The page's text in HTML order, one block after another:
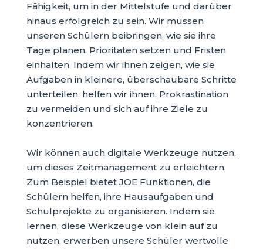
Fähigkeit, um in der Mittelstufe und darüber
hinaus erfolgreich zu sein. Wir müssen
unseren Schülern beibringen, wie sie ihre
Tage planen, Prioritäten setzen und Fristen
einhalten. Indem wir ihnen zeigen, wie sie
Aufgaben in kleinere, überschaubare Schritte
unterteilen, helfen wir ihnen, Prokrastination
zu vermeiden und sich auf ihre Ziele zu
konzentrieren.
Wir können auch digitale Werkzeuge nutzen,
um dieses Zeitmanagement zu erleichtern.
Zum Beispiel bietet JOE Funktionen, die
Schülern helfen, ihre Hausaufgaben und
Schulprojekte zu organisieren. Indem sie
lernen, diese Werkzeuge von klein auf zu
nutzen, erwerben unsere Schüler wertvolle